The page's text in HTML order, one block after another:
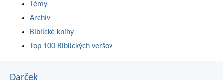
Témy
Archív
Biblické knihy
Top 100 Biblických veršov
Darček